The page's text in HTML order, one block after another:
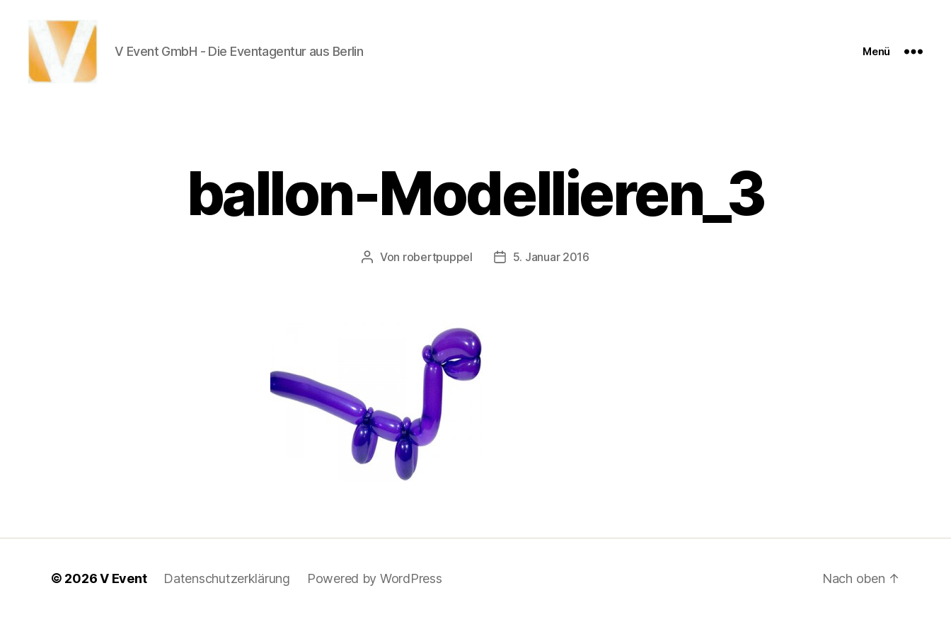
V Event GmbH - Die Eventagentur aus Berlin Menü
ballon-Modellieren_3
Beitragsautor
Von robertpuppel Beitragsdatum
5. Januar 2016
© 2026V Event Datenschutzerklärung Powered by WordPress Nach oben ↑